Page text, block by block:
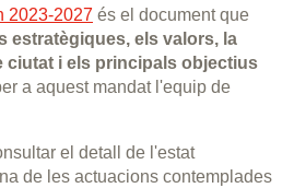
2023-2027 és el document que
estratègiques, els valors, la
ciutat i els principals objectius
a aquest mandat l'equip de
el detall de l'estat
de les actuacions contemplades